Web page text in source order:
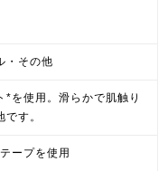
・その他
*を使用。滑らかで肌触り
す。
ープを使用